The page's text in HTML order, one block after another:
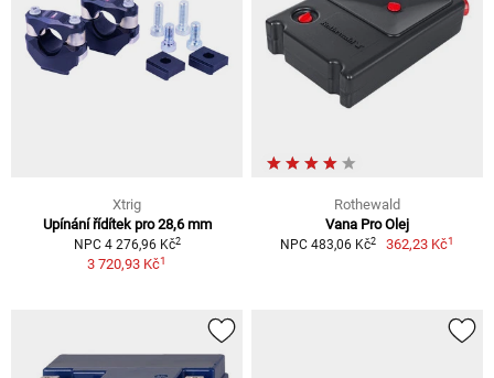
Xtrig
Upínání řídítek pro 28,6 mm
NPC 4 276,96 Kč2
3 720,93 Kč1
Rothewald
Vana Pro Olej
NPC 483,06 Kč2 362,23 Kč1